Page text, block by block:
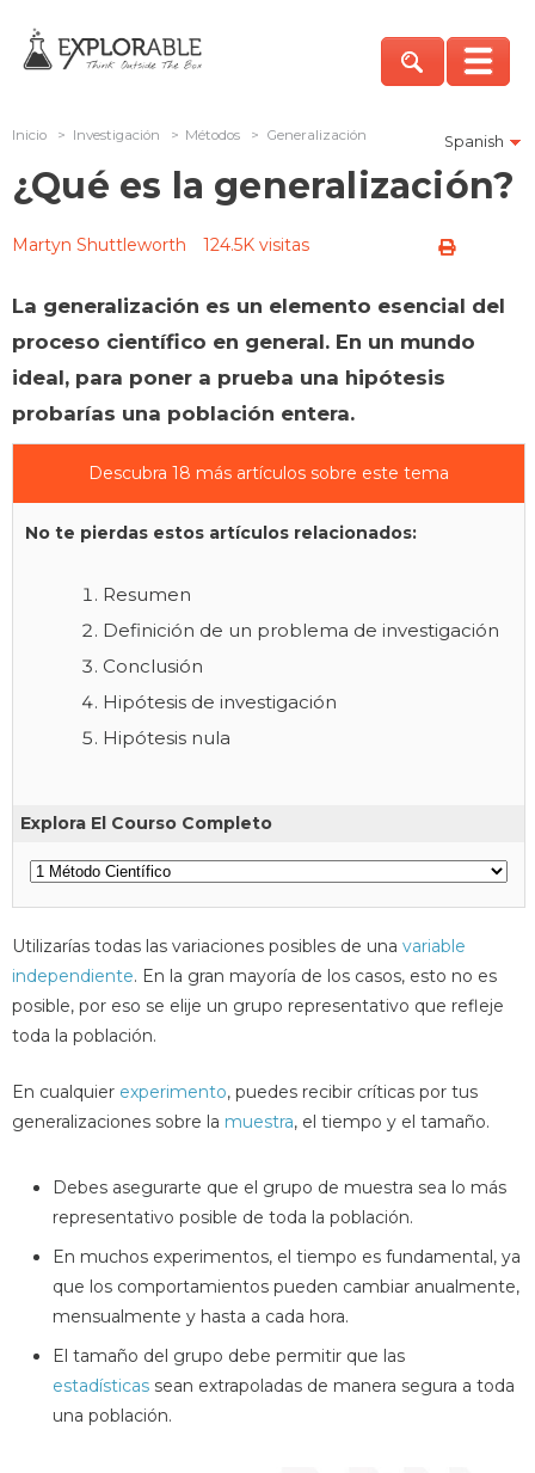
Spanish
Inicio > Investigación > Métodos > Generalización
¿Qué es la generalización?
Martyn Shuttleworth 124.5K visitas
La generalización es un elemento esencial del
proceso científico en general. En un mundo
ideal, para poner a prueba una hipótesis
probarías una población entera.
Descubra 18 más artículos sobre este tema
No te pierdas estos artículos relacionados:
Resumen
Definición de un problema de investigación
Conclusión
Hipótesis de investigación
Hipótesis nula
Explora El Courso Completo
Utilizarías todas las variaciones posibles de una variable
independiente. En la gran mayoría de los casos, esto no es
posible, por eso se elije un grupo representativo que refleje
toda la población.
En cualquier experimento, puedes recibir críticas por tus
generalizaciones sobre la muestra, el tiempo y el tamaño.
Debes asegurarte que el grupo de muestra sea lo más
representativo posible de toda la población.
En muchos experimentos, el tiempo es fundamental, ya
que los comportamientos pueden cambiar anualmente,
mensualmente y hasta a cada hora.
El tamaño del grupo debe permitir que las
estadísticas sean extrapoladas de manera segura a toda
una población.